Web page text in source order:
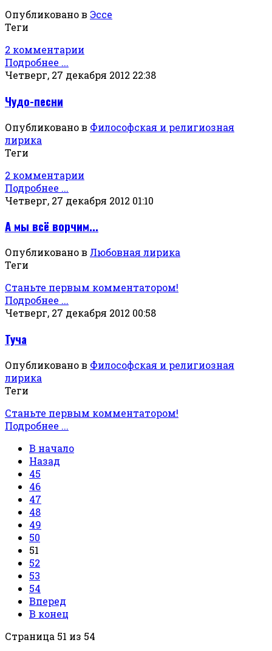
Опубликовано в Эссе
Теги
2 комментарии
Подробнее ...
Четверг, 27 декабря 2012 22:38
Чудо-песни
Опубликовано в Философская и религиозная
лирика
Теги
2 комментарии
Подробнее ...
Четверг, 27 декабря 2012 01:10
А мы всё ворчим...
Опубликовано в Любовная лирика
Теги
Станьте первым комментатором!
Подробнее ...
Четверг, 27 декабря 2012 00:58
Туча
Опубликовано в Философская и религиозная
лирика
Теги
Станьте первым комментатором!
Подробнее ...
В начало
Назад
45
46
47
48
49
50
51
52
53
54
Вперед
В конец
Страница 51 из 54